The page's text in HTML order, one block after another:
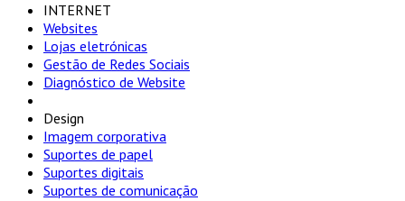
INTERNET
Websites
Lojas eletrónicas
Gestão de Redes Sociais
Diagnóstico de Website
Design
Imagem corporativa
Suportes de papel
Suportes digitais
Suportes de comunicação